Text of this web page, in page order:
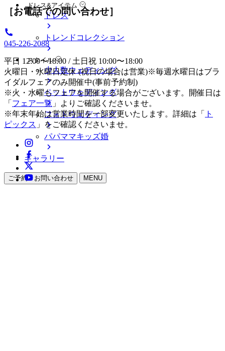
ドレス&アイテム
ドレス
トレンドコレクション
スタイル
少人数ウェディング
ペットウェディング
フォトウェディング
パパママキッズ婚
ギャラリー
ご予約・お問い合わせ MENU
［お電話での問い合わせ］
045-226-2088
平日 12:00〜18:00 / 土日祝 10:00〜18:00
火曜日・水曜日定休 (祝日の場合は営業)※毎週水曜日はブラ
イダルフェアのみ開催中(事前予約制)
※火・水曜もフェアを開催する場合がございます。開催日は
「 フェア一覧 」よりご確認くださいませ。
※年末年始は営業時間を一部変更いたします。詳細は「
ト
ピックス 」をご確認くださいませ。